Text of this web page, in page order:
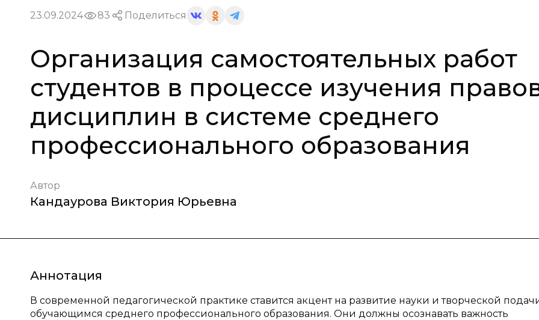
23.09.2024 83 Поделиться
Организация самостоятельных работ
студентов в процессе изучения
дисциплин в системе среднего
профессионального образования
Автор
Кандаурова Виктория Юрьевна
Аннотация
В современной педагогической практике ставится акцент на развитие науки и творческой
обучающимся среднего профессионального образования. Они должны осознавать важность